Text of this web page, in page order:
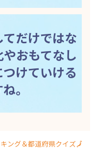
だけではな
おもてなし
けていける
。
ング＆都道府県クイズ🗾